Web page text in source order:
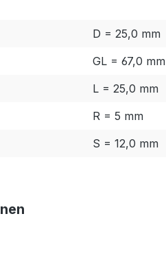
D = 25,0 mm
GL = 67,0 mm
L = 25,0 mm
R = 5 mm
S = 12,0 mm